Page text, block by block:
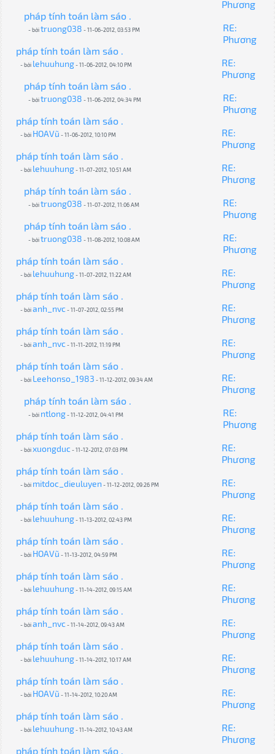
Phương
pháp tính toán làm sáo .
- bởitruong038 - 11-06-2012, 03:53 PM
RE:
Phương
pháp tính toán làm sáo .
- bởi lehuuhung- 11-06-2012, 04:10 PM
RE:
Phương
pháp tính toán làm sáo .
- bởitruong038 - 11-06-2012, 04:34 PM
RE:
Phương
pháp tính toán làm sáo .
- bởi HOAVũ - 11-06-2012, 10:10 PM
RE:
Phương
pháp tính toán làm sáo .
- bởi lehuuhung- 11-07-2012, 10:51 AM
RE:
Phương
pháp tính toán làm sáo .
- bởitruong038 - 11-07-2012, 11:06 AM
RE:
Phương
pháp tính toán làm sáo .
- bởitruong038 - 11-08-2012, 10:08 AM
RE:
Phương
pháp tính toán làm sáo .
- bởi lehuuhung- 11-07-2012, 11:22 AM
RE:
Phương
pháp tính toán làm sáo .
- bởianh_nvc- 11-07-2012, 02:55 PM
RE:
Phương
pháp tính toán làm sáo .
- bởianh_nvc- 11-11-2012, 11:19 PM
RE:
Phương
pháp tính toán làm sáo .
- bởi Leehonso_1983 - 11-12-2012, 09:34 AM
RE:
Phương
pháp tính toán làm sáo .
- bởi ntlong- 11-12-2012, 04:41 PM
RE:
Phương
pháp tính toán làm sáo .
- bởixuongduc- 11-12-2012, 07:03 PM
RE:
Phương
pháp tính toán làm sáo .
- bởi mitdoc_dieuluyen - 11-12-2012, 09:26 PM
RE:
Phương
pháp tính toán làm sáo .
- bởi lehuuhung- 11-13-2012, 02:43 PM
RE:
Phương
pháp tính toán làm sáo .
- bởi HOAVũ - 11-13-2012, 04:59 PM
RE:
Phương
pháp tính toán làm sáo .
- bởi lehuuhung- 11-14-2012, 09:15 AM
RE:
Phương
pháp tính toán làm sáo .
- bởianh_nvc- 11-14-2012, 09:43 AM
RE:
Phương
pháp tính toán làm sáo .
- bởi lehuuhung- 11-14-2012, 10:17 AM
RE:
Phương
pháp tính toán làm sáo .
- bởi HOAVũ - 11-14-2012, 10:20 AM
RE:
Phương
pháp tính toán làm sáo .
- bởi lehuuhung- 11-14-2012, 10:43 AM
RE:
Phương
pháp tính toán làm sáo .